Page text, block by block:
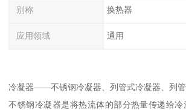
别称 换热器
应用领域 通用
冷凝器——不锈钢冷凝器、列管式冷凝器、列
不锈钢冷凝器是将热流体的部分热量传递给